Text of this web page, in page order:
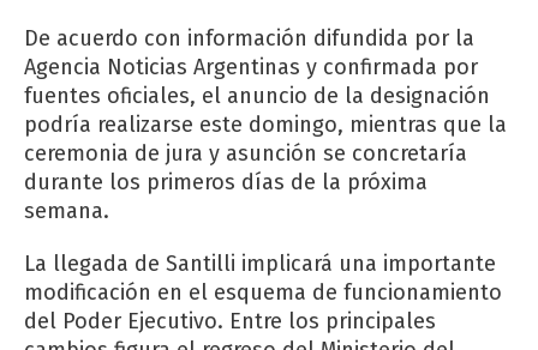
De acuerdo con información difundida por la
Agencia Noticias Argentinas y confirmada por
fuentes oficiales, el anuncio de la designación
podría realizarse este domingo, mientras que la
ceremonia de jura y asunción se concretaría
durante los primeros días de la próxima
semana.
La llegada de Santilli implicará una importante
modificación en el esquema de funcionamiento
del Poder Ejecutivo. Entre los principales